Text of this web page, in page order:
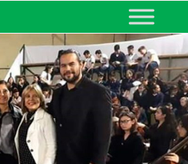
EDUCACIÓN